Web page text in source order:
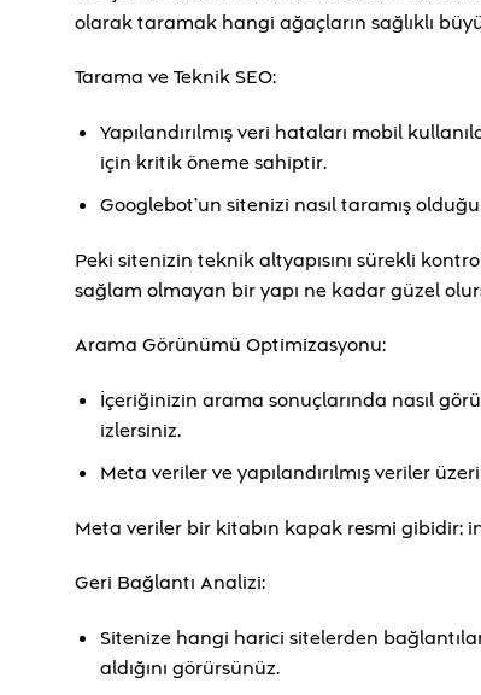
olarak taramak hangi ağaçların sağlıklı
Tarama ve Teknik SEO:
Yapılandırılmış veri hataları mobil
için kritik öneme sahiptir.
Googlebot’un sitenizi nasıl taramış
Peki sitenizin teknik altyapısını sürekli
sağlam olmayan bir yapı ne kadar güzel
Arama Görünümü Optimizasyonu:
İçeriğinizin arama sonuçlarında nasıl
izlersiniz.
Meta veriler ve yapılandırılmış veriler
Meta veriler bir kitabın kapak resmi gibidir;
Geri Bağlantı Analizi:
Sitenize hangi harici sitelerden
aldığını görürsünüz.